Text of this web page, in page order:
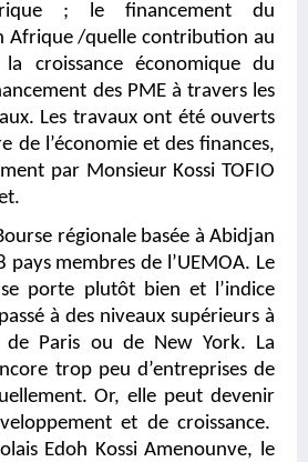
; le financement du
Afrique /quelle contribution au
croissance économique du
des PME à travers les
Les travaux ont été ouverts
de l’économie et des finances,
par Monsieur Kossi TOFIO
régionale basée à Abidjan
pays membres de l’UEMOA. Le
porte plutôt bien et l’indice
à des niveaux supérieurs à
de Paris ou de New York. La
trop peu d’entreprises de
Or, elle peut devenir
et de croissance.
Edoh Kossi Amenounve, le